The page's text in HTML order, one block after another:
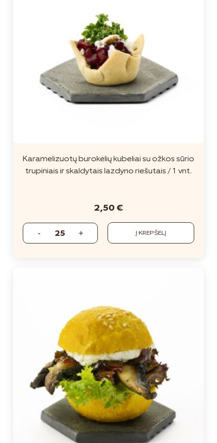
Karamelizuotų burokėlių kubeliai su ožkos sūrio
trupiniais ir skaldytais lazdyno riešutais / 1 vnt.
Į KREPŠELĮ
2,50 €